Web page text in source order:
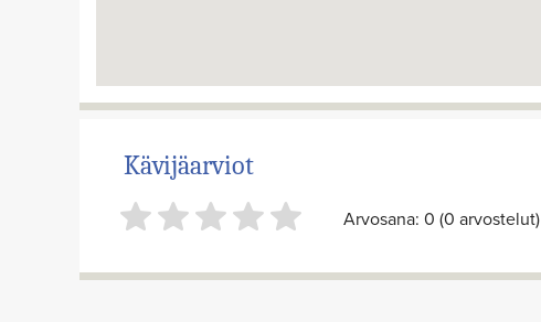
Kävijäarviot
Arvosana: 0 (0 arvostelut)